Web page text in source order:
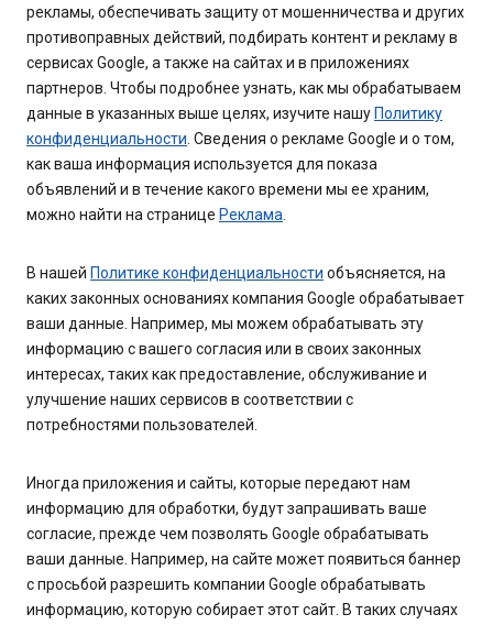
рекламы, обеспечивать защиту от мошенничества и других
противоправных действий, подбирать контент и рекламу в
сервисах Google, а также на сайтах и в приложениях
партнеров. Чтобы подробнее узнать, как мы обрабатываем
данные в указанных выше целях, изучите нашу Политику
конфиденциальности. Сведения о рекламе Google и о том,
как ваша информация используется для показа
объявлений и в течение какого времени мы ее храним,
можно найти на странице Реклама.
В нашей Политике конфиденциальности объясняется, на
каких законных основаниях компания Google обрабатывает
ваши данные. Например, мы можем обрабатывать эту
информацию с вашего согласия или в своих законных
интересах, таких как предоставление, обслуживание и
улучшение наших сервисов в соответствии с
потребностями пользователей.
Иногда приложения и сайты, которые передают нам
информацию для обработки, будут запрашивать ваше
согласие, прежде чем позволять Google обрабатывать
ваши данные. Например, на сайте может появиться баннер
с просьбой разрешить компании Google обрабатывать
информацию, которую собирает этот сайт. В таких случаях